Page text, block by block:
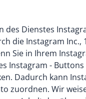
des Dienstes
die Instagram Inc.,
Sie in Ihrem
Instagram -
Dadurch kann
zuordnen. Wir